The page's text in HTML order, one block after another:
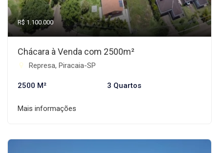
R$ 1.100.000
Chácara à Venda com 2500m²
Represa, Piracaia-SP
2500 M² 3 Quartos
Mais informações